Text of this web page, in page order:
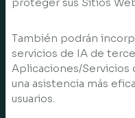
También podrán
servicios de IA de
Aplicaciones/Servicios
una asistencia más
usuarios.